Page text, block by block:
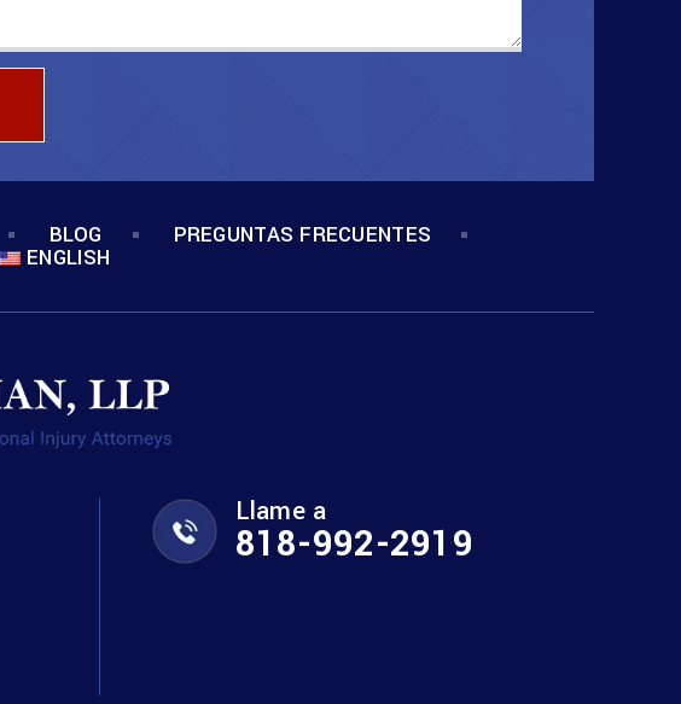
BLOG PREGUNTAS FRECUENTES
ENGLISH
Llame a
818-992-2919